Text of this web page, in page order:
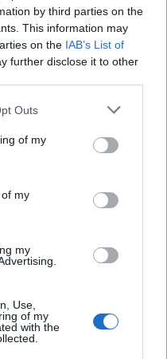
by third parties on the
This information may
on the IAB’s List of
further disclose it to other
Outs
of my
my
my
Use,
of my
with the
επιπέδου της
της μαχητικής
σε
πλαίσιο, όπως
του ΓΕΕΘΑ.
άσκηση
ΕΠΌΜΕΝΟ ΆΡΘΡΟ
Στα 245 ευρώ το φυσικό